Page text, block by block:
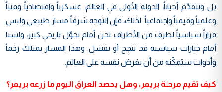
بل وتتقدّم أحياناً، الدولة الأولى في العالم، عسكرياً واقتصادياً وفنياً
وعلمياً وقيمياً واجتماعياً. لذلك، فإن التوجه شرقاً مسار طبيعي وليس
قراراً سياسياً لطرف من الأطراف. نحن أمام تحوّل تاريخي كبير، ولسنا
أمام خيارات سياسية قد تنجح أو تفشل. وهذا المسار يمتلك زخماً
وأدوات ستمكّنه من أن يفرض نفسه على العالم.
كيف تقيم مرحلة بريمر، وهل يحصد العراق اليوم ما زرعه بريمر؟